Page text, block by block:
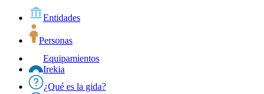
Entidades
Personas
Equipamientos
Irekia
¿Qué es la gida?